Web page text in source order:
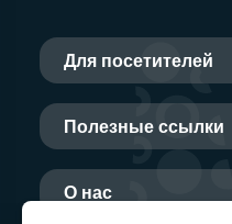
Для посетителей
Полезные ссылки
О нас